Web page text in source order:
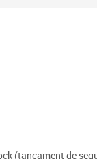
Esports raqueta
Gimnàstica
(tancament de